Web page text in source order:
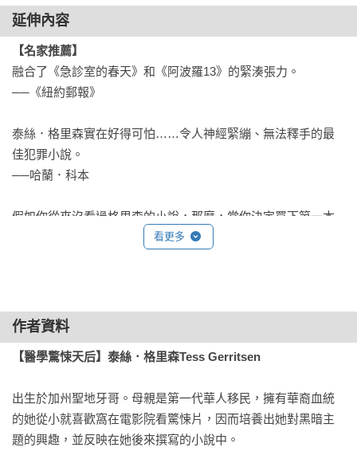
薩克上空，白雪覆蓋著喜馬拉雅山。底下有幾十億人類過著自
己的生活，她心想。「而我在這裡，只是天空中一顆即將死去
的塵埃……」
延伸內容
【名家推薦】
融合了《急診室的春天》和《阿波羅13》的緊湊張力。
──《紐約郵報》
泰絲．格里森實在好得可怕……令人神經緊繃、無法釋手的最
佳犯罪小說。
──哈蘭．科本
假如你從來沒看過格里森的小說，那麼，當你決定買下第一本
的時候，最好把電費也算進去，因為，一旦你翻開它，沒到天
稱霸醫學驚悚小說的冠軍。
──《聖荷西信使報》
……讓你停不下來，一口氣讀到底。
──《美國今日報》
看更多
作者資料
【醫學驚悚天后】泰絲．格里森Tess Gerritsen
出生於加州聖地牙哥。母親是第一代華人移民，擁有華裔血統
的她從小就喜歡窩在電影院看驚悚片，因而培養出她對黑暗主
題的興趣，並反映在她後來撰寫的小說中。